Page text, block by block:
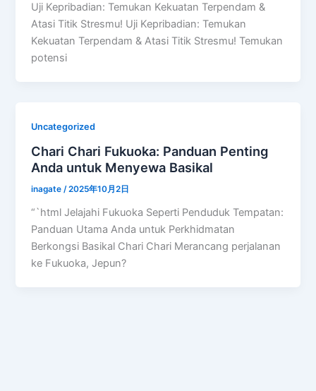
Uji Kepribadian: Temukan Kekuatan Terpendam &
Atasi Titik Stresmu! Uji Kepribadian: Temukan
Kekuatan Terpendam & Atasi Titik Stresmu! Temukan
potensi
Uncategorized
Chari Chari Fukuoka: Panduan Penting
Anda untuk Menyewa Basikal
inagate/2025年10月2日
“`html Jelajahi Fukuoka Seperti Penduduk Tempatan:
Panduan Utama Anda untuk Perkhidmatan
Berkongsi Basikal Chari Chari Merancang perjalanan
ke Fukuoka, Jepun?